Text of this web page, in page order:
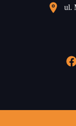
ul.